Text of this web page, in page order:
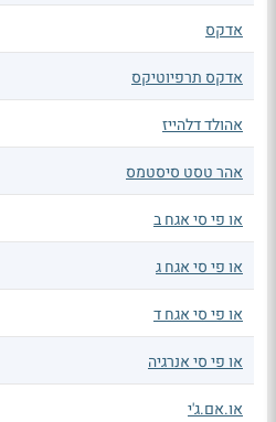
אדקס
אדקס תרפיוטיקס
אהולד דלהייז
אהר טסט סיסטמס
או פי סי אגח ב
או פי סי אגח ג
או פי סי אגח ד
או פי סי אנרגיה
או.אם.ג'י